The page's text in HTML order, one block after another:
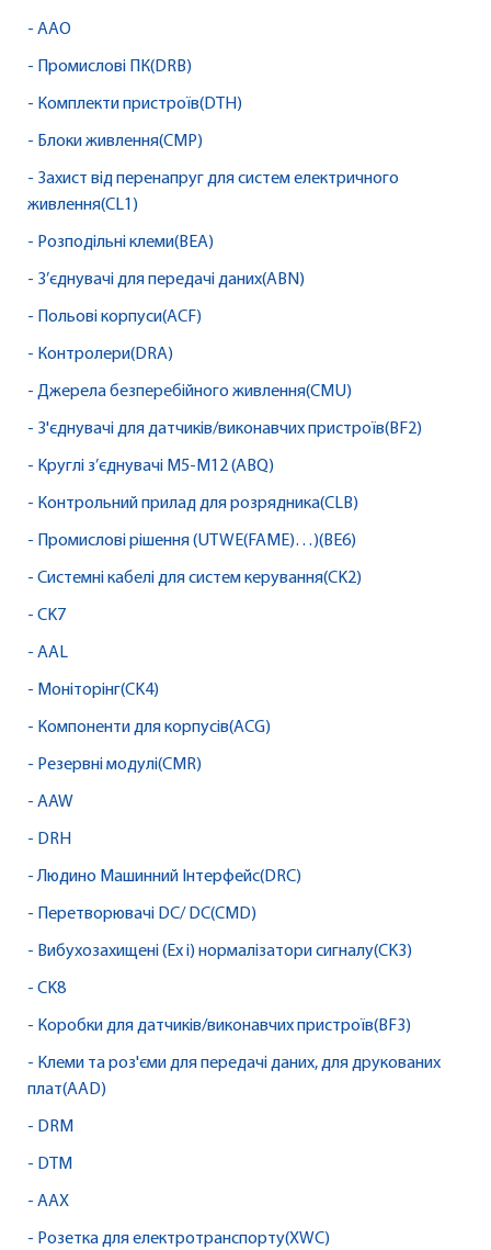
- AAO
- Промислові ПК(DRB)
- Комплекти пристроїв(DTH)
- Блоки живлення(CMP)
- Захист від перенапруг для систем електричного
живлення(CL1)
- Розподільні клеми(BEA)
- З’єднувачі для передачі даних(ABN)
- Польові корпуси(ACF)
- Контролери(DRA)
- Джерела безперебійного живлення(CMU)
- З'єднувачі для датчиків/виконавчих пристроїв(BF2)
- Круглі з’єднувачі M5-M12 (ABQ)
- Контрольний прилад для розрядника(CLB)
- Промислові рішення (UTWE(FAME)…)(BE6)
- Системні кабелі для систем керування(CK2)
- CK7
- AAL
- Моніторінг(CK4)
- Компоненти для корпусів(ACG)
- Резервні модулі(CMR)
- AAW
- DRH
- Людино Машинний Інтерфейс(DRC)
- Перетворювачі DC/ DC(CMD)
- Вибухозахищені (Ex i) нормалізатори сигналу(CK3)
- CK8
- Коробки для датчиків/виконавчих пристроїв(BF3)
- Клеми та роз'єми для передачі даних, для друкованих
плат(AAD)
- DRM
- DTM
- AAX
- Розетка для електротранспорту(XWC)